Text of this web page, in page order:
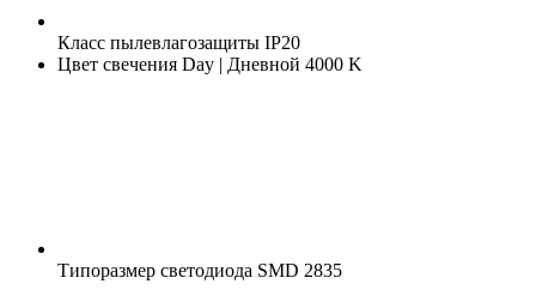
Класс пылевлагозащиты IP20
Цвет свечения Day | Дневной 4000 K
Типоразмер светодиода SMD 2835